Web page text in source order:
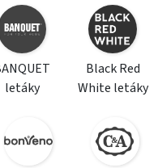
letáky
Black Red
White letáky